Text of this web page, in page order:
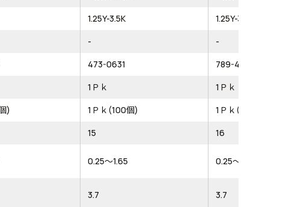
1.25Y-3.5K
1.25Y-3L
-
-
473-0631
789-4325
1Ｐｋ
1Ｐｋ
) 1Ｐｋ(100個)
1Ｐｋ(100個)
15
16
0.25～1.65 0.25～1.65
3.7 3.7